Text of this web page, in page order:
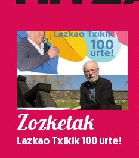
Zozketak
Lazkao Txikik 100 urte!